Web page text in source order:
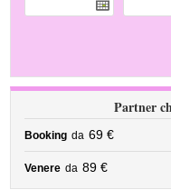
Partner
Booking da 69 €
Venere da 89 €